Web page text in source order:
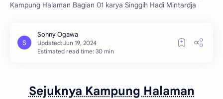
Kampung Halaman Bagian 01 karya Singgih Hadi Mintardja
Estimated read time: 30 min
Sejuknya Kampung Halaman